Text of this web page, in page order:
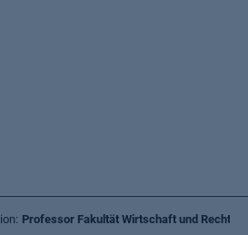
Professor Fakultät Wirtschaft und Recht